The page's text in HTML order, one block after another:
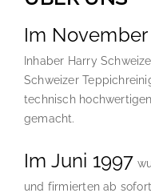
Im November
Inhaber Harry
Schweizer
technisch
gemacht.
Im Juni 1997
und firmierten ab